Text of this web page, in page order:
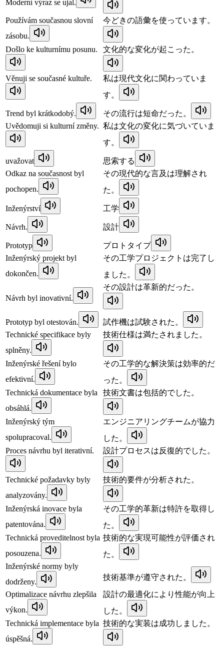
Moderní výraz se ujal.
Používám současnou slovní
zásobu.
今どきの語彙を使っています。
Došlo ke kulturnímu posunu. 文化的な変化が起こった。
Věnuji se současné kultuře.
私は現代文化に関わっていま
す。
Trend byl krátkodobý.
その流行は短命だった。
Uvědomuji si kulturní změny. 私は文化の変化に気づいていま
す。
uvažovat
思索する
Odkaz na současnost byl
pochopen.
その現代的な言及は理解され
た。
Inženýrství 工学
Návrh. 設計
Prototyp
プロトタイプ
Inženýrský projekt byl
dokončen.
その工学プロジェクトは完了し
ました。
Návrh byl inovativní.
その設計は革新的だった。
Prototyp byl otestován.
試作機は試験された。
Technické specifikace byly
splněny.
技術仕様は満たされました。
Inženýrské řešení bylo
efektivní.
その工学的な解決策は効率的だ
った。
Technická dokumentace byla
obsáhlá.
技術文書は包括的でした。
Inženýrský tým
spolupracoval.
エンジニアリングチームが協力
した。
Proces návrhu byl iterativní.
設計プロセスは反復的でした。
Technické požadavky byly
analyzovány.
技術的要件が分析された。
Inženýrská inovace byla
patentována.
その工学的革新は特許を取得し
た。
Technická proveditelnost byla
posouzena.
技術的な実現可能性が評価され
た。
Inženýrské normy byly
dodrženy.
技術基準が遵守された。
Optimalizace návrhu zlepšila
výkon.
設計の最適化により性能が向上
した。
Technická implementace byla
úspěšná.
技術的な実装は成功しました。